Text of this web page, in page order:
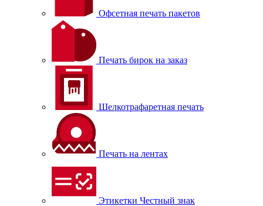
Офсетная печать пакетов
Печать бирок на заказ
Шелкотрафаретная печать
Печать на лентах
Этикетки Честный знак